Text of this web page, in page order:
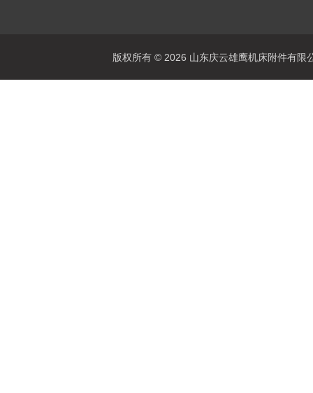
版权所有 © 2026 山东庆云雄鹰机床附件有